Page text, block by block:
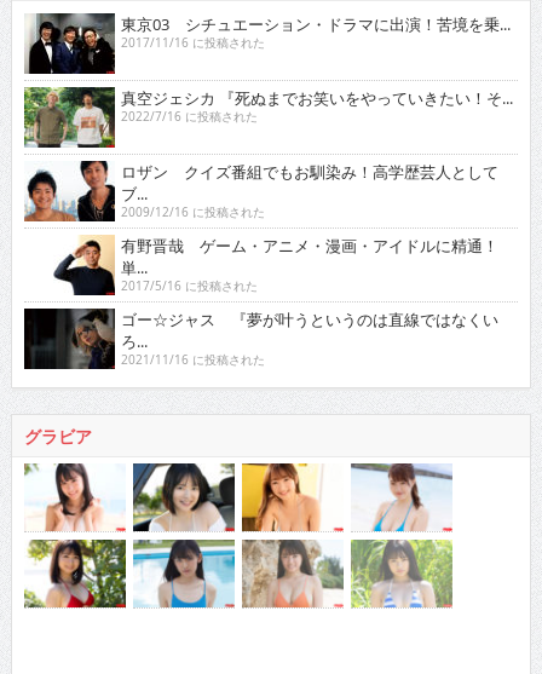
東京03 シチュエーション・ドラマに出演！苦境を乗...
2017/11/16 に投稿された
真空ジェシカ 『死ぬまでお笑いをやっていきたい！そ...
2022/7/16 に投稿された
ロザン クイズ番組でもお馴染み！高学歴芸人として
ブ...
2009/12/16 に投稿された
有野晋哉 ゲーム・アニメ・漫画・アイドルに精通！
単...
2017/5/16 に投稿された
ゴー☆ジャス 『夢が叶うというのは直線ではなくい
ろ...
2021/11/16 に投稿された
グラビア